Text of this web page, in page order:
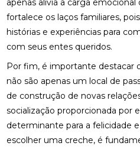
apenas alivia a carga
fortalece os laços familiares,
histórias e experiências para
com seus entes queridos.
Por fim, é importante destacar
não são apenas um local de
de construção de novas
socialização proporcionada por
determinante para a felicidade
escolher uma creche, é